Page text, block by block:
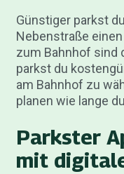
Günstiger parkst
Nebenstraße
zum Bahnhof sind
parkst du
am Bahnhof zu
planen wie lange
Parkster
mit